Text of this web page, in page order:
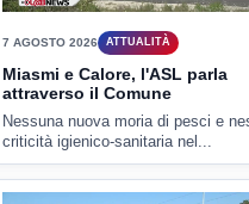
Nessuna nuova moria di pesci e
criticità igienico-sanitaria nel...